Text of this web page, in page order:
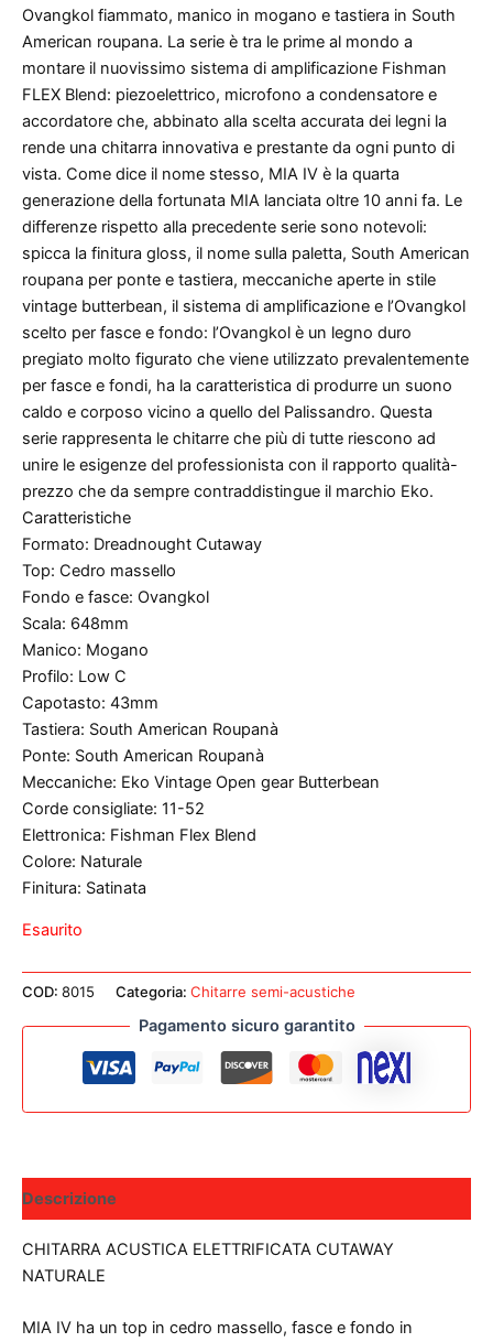
Ovangkol fiammato, manico in mogano e tastiera in South
American roupana. La serie è tra le prime al mondo a
montare il nuovissimo sistema di amplificazione Fishman
FLEX Blend: piezoelettrico, microfono a condensatore e
accordatore che, abbinato alla scelta accurata dei legni la
rende una chitarra innovativa e prestante da ogni punto di
vista. Come dice il nome stesso, MIA IV è la quarta
generazione della fortunata MIA lanciata oltre 10 anni fa. Le
differenze rispetto alla precedente serie sono notevoli:
spicca la finitura gloss, il nome sulla paletta, South American
roupana per ponte e tastiera, meccaniche aperte in stile
vintage butterbean, il sistema di amplificazione e l’Ovangkol
scelto per fasce e fondo: l’Ovangkol è un legno duro
pregiato molto figurato che viene utilizzato prevalentemente
per fasce e fondi, ha la caratteristica di produrre un suono
caldo e corposo vicino a quello del Palissandro. Questa
serie rappresenta le chitarre che più di tutte riescono ad
unire le esigenze del professionista con il rapporto qualità-
prezzo che da sempre contraddistingue il marchio Eko.
Caratteristiche
Formato: Dreadnought Cutaway
Top: Cedro massello
Fondo e fasce: Ovangkol
Scala: 648mm
Manico: Mogano
Profilo: Low C
Capotasto: 43mm
Tastiera: South American Roupanà
Ponte: South American Roupanà
Meccaniche: Eko Vintage Open gear Butterbean
Corde consigliate: 11-52
Elettronica: Fishman Flex Blend
Colore: Naturale
Finitura: Satinata
Esaurito
COD: 8015 Categoria: Chitarre semi-acustiche
Pagamento sicuro garantito
Descrizione
CHITARRA ACUSTICA ELETTRIFICATA CUTAWAY
NATURALE
MIA IV ha un top in cedro massello, fasce e fondo in